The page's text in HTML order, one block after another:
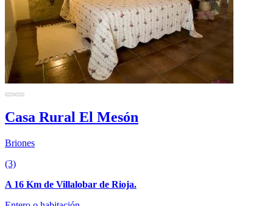
Casa Rural El Mesón
Briones
(3)
A 16 Km de Villalobar de Rioja.